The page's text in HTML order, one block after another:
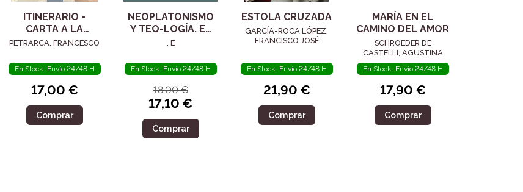
ITINERARIO -
CARTA A LA
POSTERIDAD
PETRARCA, FRANCESCO
En Stock. Envío 24/48 H
17,00 €
Comprar
NEOPLATONISMO
Y TEO-LOGÍA. EL
SIGLO IV
, E
En Stock. Envío 24/48 H
18,00 €
17,10 €
Comprar
ESTOLA CRUZADA
GARCÍA-ROCA LÓPEZ,
FRANCISCO JOSÉ
En Stock. Envío 24/48 H
21,90 €
Comprar
MARÍA EN EL
CAMINO DEL AMOR
SCHROEDER DE
CASTELLI, AGUSTINA
En Stock. Envío 24/48 H
17,90 €
Comprar